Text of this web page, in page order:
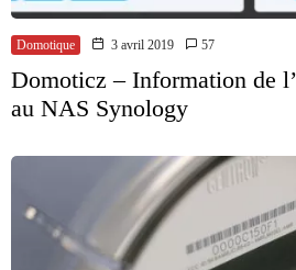
Domotique 3 avril 2019 57
Domoticz – Information de
au NAS Synology